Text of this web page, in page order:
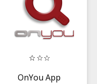
OnYou App